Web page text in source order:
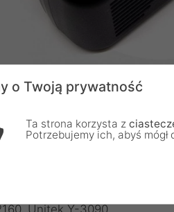
zasilacza 10
Unitek Y-3090
o Twoją prywatność
Ta strona korzysta z
Potrzebujemy ich, abyś